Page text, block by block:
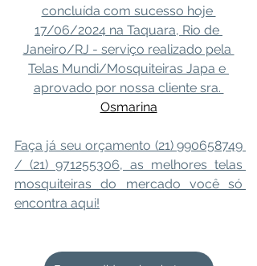
concluída com sucesso hoje
17/06/2024 na Taquara, Rio de
Janeiro/RJ - serviço realizado pela
Telas Mundi/Mosquiteiras Japa e
aprovado por nossa cliente sra.
Osmarina
Faça já seu orçamento (21) 990658749
/ (21) 971255306, as melhores telas
mosquiteiras do mercado você só
encontra aqui!